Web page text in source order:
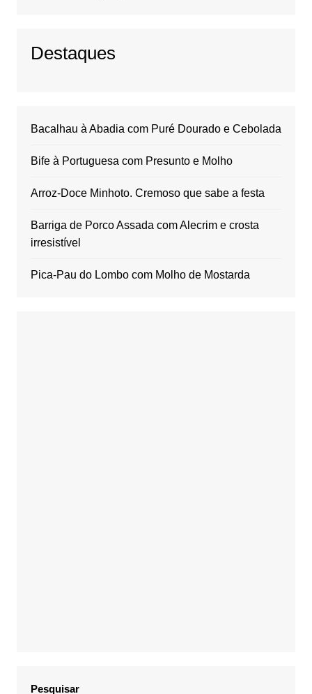
Destaques
Bacalhau à Abadia com Puré Dourado e Cebolada
Bife à Portuguesa com Presunto e Molho
Arroz-Doce Minhoto. Cremoso que sabe a festa
Barriga de Porco Assada com Alecrim e crosta
irresistível
Pica-Pau do Lombo com Molho de Mostarda
Pesquisar